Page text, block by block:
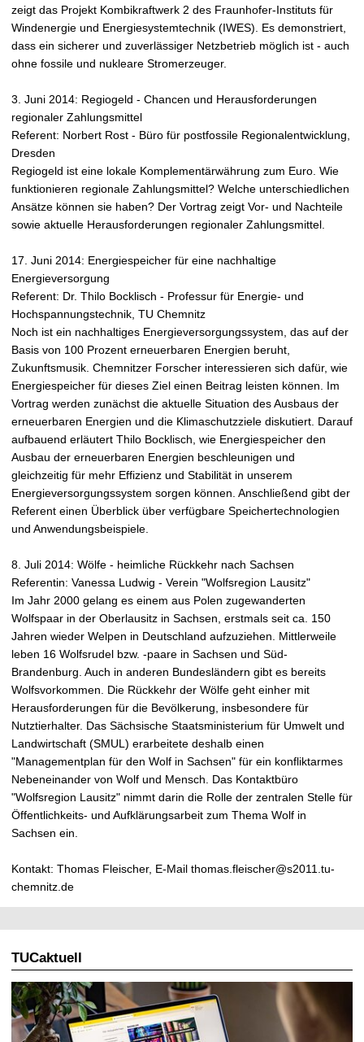
zeigt das Projekt Kombikraftwerk 2 des Fraunhofer-Instituts für
Windenergie und Energiesystemtechnik (IWES). Es demonstriert,
dass ein sicherer und zuverlässiger Netzbetrieb möglich ist - auch
ohne fossile und nukleare Stromerzeuger.
3. Juni 2014: Regiogeld - Chancen und Herausforderungen
regionaler Zahlungsmittel
Referent: Norbert Rost - Büro für postfossile Regionalentwicklung,
Dresden
Regiogeld ist eine lokale Komplementärwährung zum Euro. Wie
funktionieren regionale Zahlungsmittel? Welche unterschiedlichen
Ansätze können sie haben? Der Vortrag zeigt Vor- und Nachteile
sowie aktuelle Herausforderungen regionaler Zahlungsmittel.
17. Juni 2014: Energiespeicher für eine nachhaltige
Energieversorgung
Referent: Dr. Thilo Bocklisch - Professur für Energie- und
Hochspannungstechnik, TU Chemnitz
Noch ist ein nachhaltiges Energieversorgungssystem, das auf der
Basis von 100 Prozent erneuerbaren Energien beruht,
Zukunftsmusik. Chemnitzer Forscher interessieren sich dafür, wie
Energiespeicher für dieses Ziel einen Beitrag leisten können. Im
Vortrag werden zunächst die aktuelle Situation des Ausbaus der
erneuerbaren Energien und die Klimaschutzziele diskutiert. Darauf
aufbauend erläutert Thilo Bocklisch, wie Energiespeicher den
Ausbau der erneuerbaren Energien beschleunigen und
gleichzeitig für mehr Effizienz und Stabilität in unserem
Energieversorgungssystem sorgen können. Anschließend gibt der
Referent einen Überblick über verfügbare Speichertechnologien
und Anwendungsbeispiele.
8. Juli 2014: Wölfe - heimliche Rückkehr nach Sachsen
Referentin: Vanessa Ludwig - Verein "Wolfsregion Lausitz"
Im Jahr 2000 gelang es einem aus Polen zugewanderten
Wolfspaar in der Oberlausitz in Sachsen, erstmals seit ca. 150
Jahren wieder Welpen in Deutschland aufzuziehen. Mittlerweile
leben 16 Wolfsrudel bzw. -paare in Sachsen und Süd-
Brandenburg. Auch in anderen Bundesländern gibt es bereits
Wolfsvorkommen. Die Rückkehr der Wölfe geht einher mit
Herausforderungen für die Bevölkerung, insbesondere für
Nutztierhalter. Das Sächsische Staatsministerium für Umwelt und
Landwirtschaft (SMUL) erarbeitete deshalb einen
"Managementplan für den Wolf in Sachsen" für ein konfliktarmes
Nebeneinander von Wolf und Mensch. Das Kontaktbüro
"Wolfsregion Lausitz" nimmt darin die Rolle der zentralen Stelle für
Öffentlichkeits- und Aufklärungsarbeit zum Thema Wolf in
Sachsen ein.
Kontakt: Thomas Fleischer, E-Mail thomas.fleischer@s2011.tu-
chemnitz.de
TUCaktuell